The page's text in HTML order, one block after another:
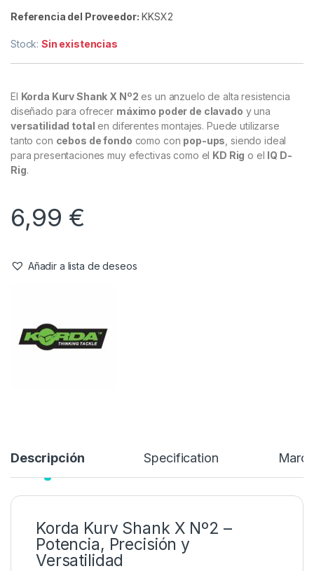
Referencia del Proveedor: KKSX2
Stock:Sin existencias
El Korda Kurv Shank X Nº2 es un anzuelo de alta resistencia
diseñado para ofrecer máximo poder de clavado y una
versatilidad total en diferentes montajes. Puede utilizarse
tanto con cebos de fondo como con pop-ups , siendo ideal
para presentaciones muy efectivas como el KD Rig o el IQ D-
Rig.
6,99 €
Añadir a lista de deseos
Descripción Specification Marca
Korda Kurv Shank X Nº2 –
Potencia, Precisión y
Versatilidad